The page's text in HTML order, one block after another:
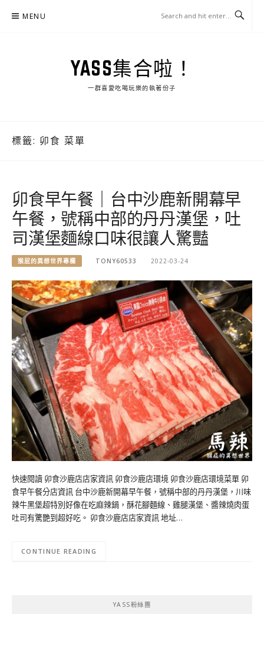
MENU
YASS集合啦！
一群喜愛吃喝玩樂的執著份子
標籤: 卯食 菜單
卯食早午餐｜台中沙鹿新開幕早
午餐，號稱中部的丹丹漢堡，吐
司漢堡麵線口味很讓人驚豔
猴屁的異想世界專欄 TONY60533 2022-03-24
快速閱讀 卯食沙鹿店店家資訊 卯食沙鹿店環境 卯食沙鹿店環境菜單 卯
食早午餐分店資訊 台中沙鹿新開幕早午餐，號稱中部的丹丹漢堡，川味
辣牛黑堡超特別好像在吃麻辣鍋，酥花腳麵線、雞腿漢堡、醬辣燒肉蛋
吐司有驚艷到超好吃。 卯食沙鹿店店家資訊 地址…
CONTINUE READING
YASS粉絲團